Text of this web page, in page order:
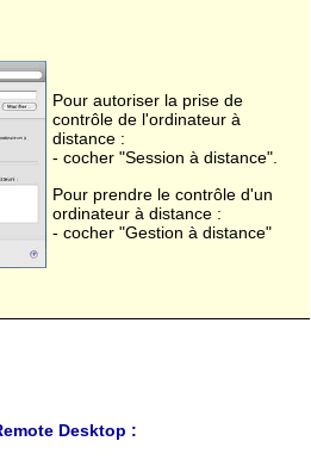
Pour autoriser la prise de
contrôle de l'ordinateur à
distance :
- cocher "Session à distance".
Pour prendre le contrôle d'un
ordinateur à distance :
- cocher "Gestion à distance"
Desktop :